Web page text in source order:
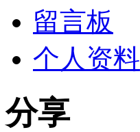
留言板
个人资料
分享